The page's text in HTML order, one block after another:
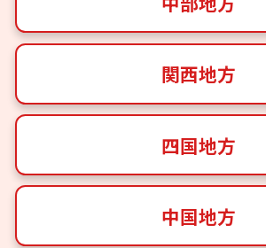
関西地方
四国地方
中国地方